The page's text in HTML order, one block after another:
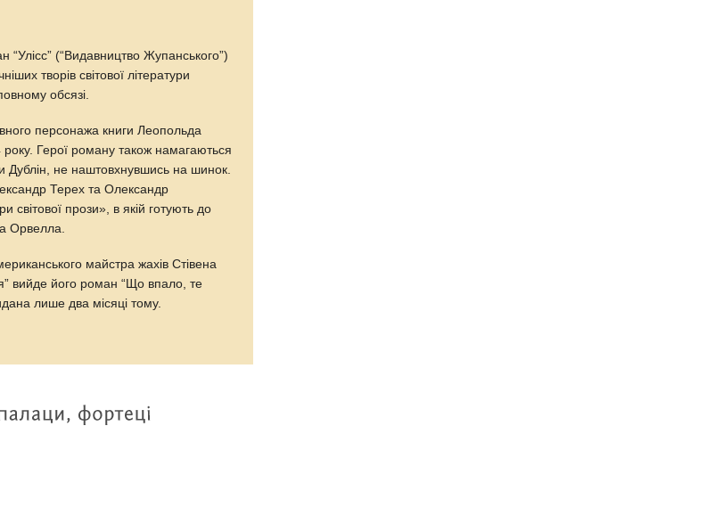
(“Видавництво Жупанського”)
творів світової літератури
обсязі.
персонажа книги Леопольда
Герої роману також намагаються
Дублін, не наштовхнувшись на шинок.
Терех та Олександр
світової прози», в якій готують до
Орвелла.
майстра жахів Стівена
вийде його роман “Що впало, те
лише два місяці тому.